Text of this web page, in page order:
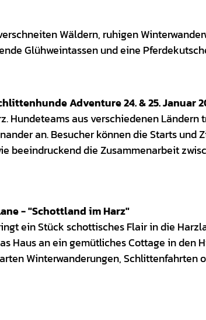
Wäldern, ruhigen
Glühweintassen und eine
Adventure 24. & 25. Januar
Hundeteams aus verschiedenen
an. Besucher können die Starts und
beeindruckend die Zusammenarbeit
- "Schottland im Harz"
ein Stück schottisches Flair in die
Haus an ein gemütliches Cottage in den
Winterwanderungen,